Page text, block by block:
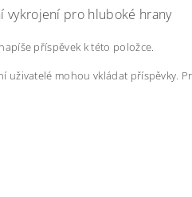
vykrojení pro hluboké hrany
příspěvek k této položce.
uživatelé mohou vkládat příspěvky.